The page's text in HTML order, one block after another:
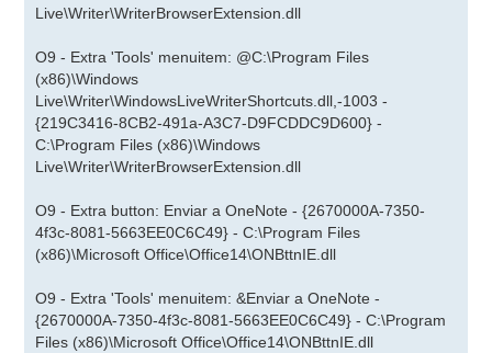
Live\Writer\WriterBrowserExtension.dll
O9 - Extra 'Tools' menuitem: @C:\Program Files
(x86)\Windows
Live\Writer\WindowsLiveWriterShortcuts.dll,-1003 -
{219C3416-8CB2-491a-A3C7-D9FCDDC9D600} -
C:\Program Files (x86)\Windows
Live\Writer\WriterBrowserExtension.dll
O9 - Extra button: Enviar a OneNote - {2670000A-7350-
4f3c-8081-5663EE0C6C49} - C:\Program Files
(x86)\Microsoft Office\Office14\ONBttnIE.dll
O9 - Extra 'Tools' menuitem: &Enviar a OneNote -
{2670000A-7350-4f3c-8081-5663EE0C6C49} - C:\Program
Files (x86)\Microsoft Office\Office14\ONBttnIE.dll